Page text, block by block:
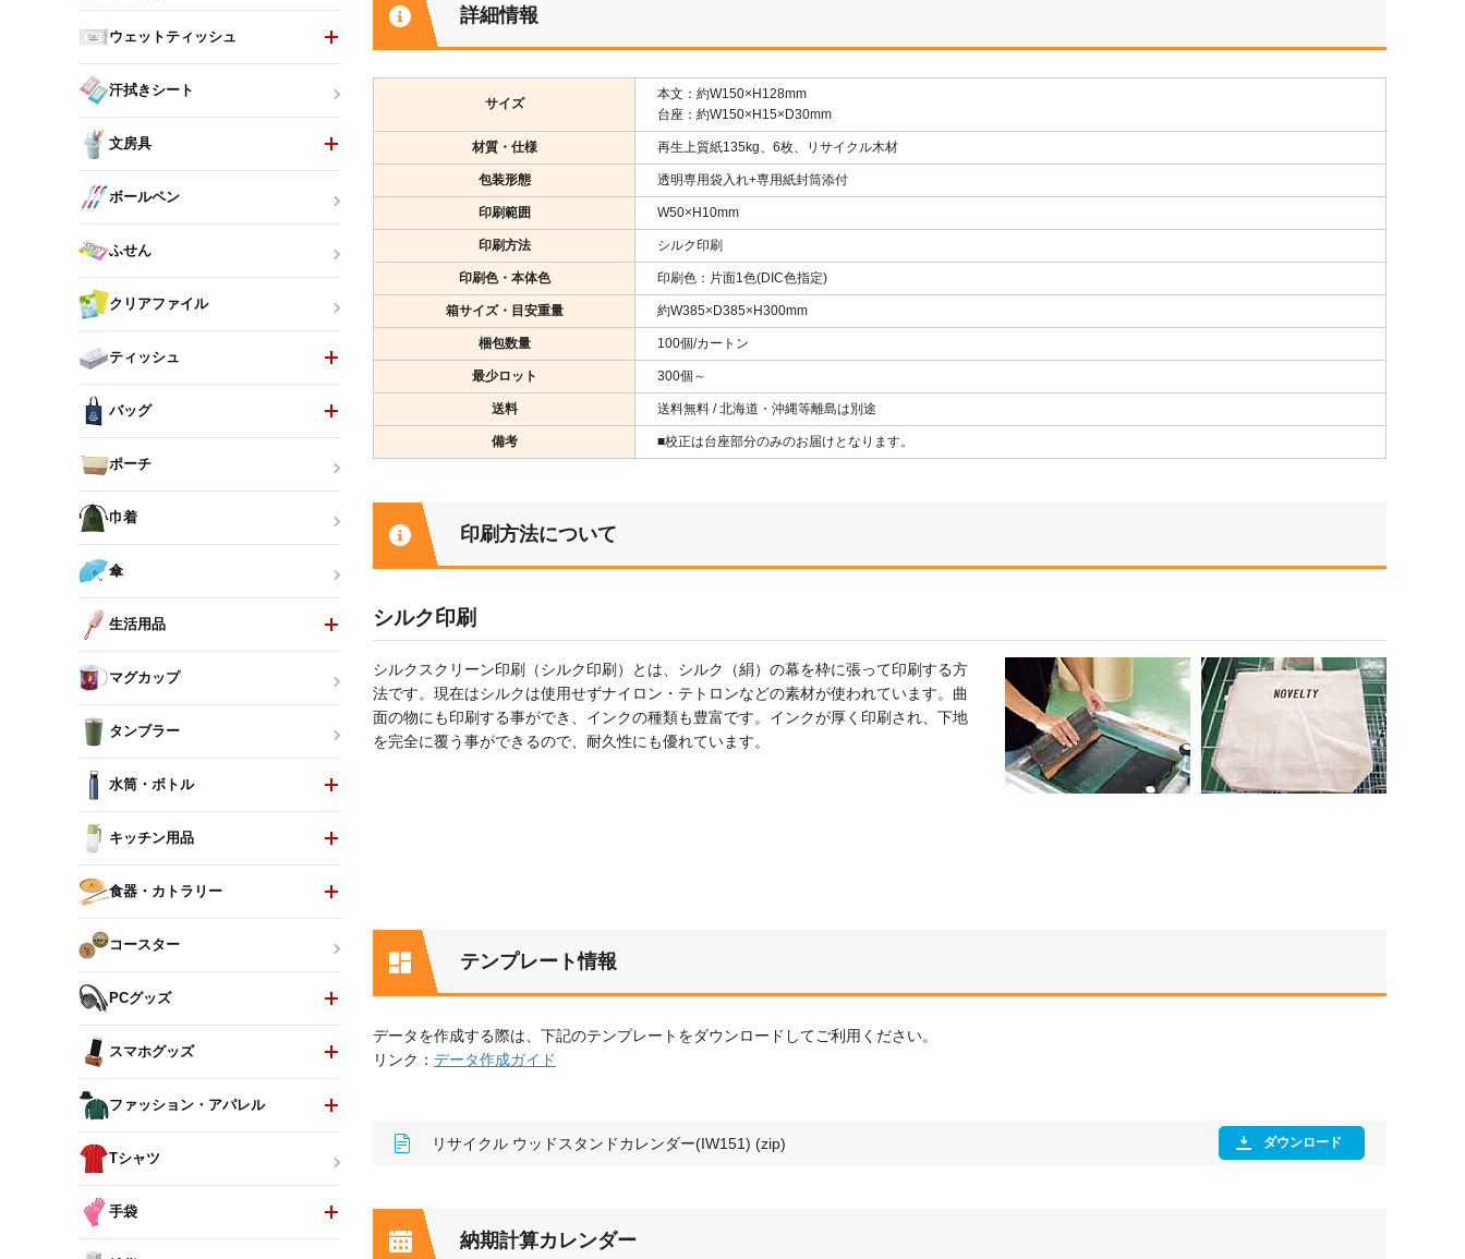
詳細情報
サイズ
本文：約W150×H128mm
台座：約W150×H15×D30mm
材質・仕様 再生上質紙135kg、6枚、リサイクル木材
包装形態 透明専用袋入れ+専用紙封筒添付
印刷範囲 W50×H10mm
印刷方法 シルク印刷
印刷色・本体色 印刷色：片面1色(DIC色指定)
箱サイズ・目安重量 約W385×D385×H300mm
梱包数量 100個/カートン
最少ロット 300個～
送料 送料無料 / 北海道・沖縄等離島は別途
備考 ■校正は台座部分のみのお届けとなります。
印刷方法について
シルク印刷
シルクスクリーン印刷（シルク印刷）とは、シルク（絹）の幕を枠に張って印刷する方
法です。現在はシルクは使用せずナイロン・テトロンなどの素材が使われています。曲
面の物にも印刷する事ができ、インクの種類も豊富です。インクが厚く印刷され、下地
を完全に覆う事ができるので、耐久性にも優れています。
テンプレート情報
データを作成する際は、下記のテンプレートをダウンロードしてご利用ください。
リンク： データ作成ガイド
リサイクル ウッドスタンドカレンダー(IW151) (zip) ダウンロード
納期計算カレンダー
ウェットティッシュ
汗拭きシート
文房具
ボールペン
ふせん
クリアファイル
ティッシュ
バッグ
ポーチ
巾着
傘
生活用品
マグカップ
タンブラー
水筒・ボトル
キッチン用品
食器・カトラリー
コースター
PCグッズ
スマホグッズ
ファッション・アパレル
Tシャツ
手袋